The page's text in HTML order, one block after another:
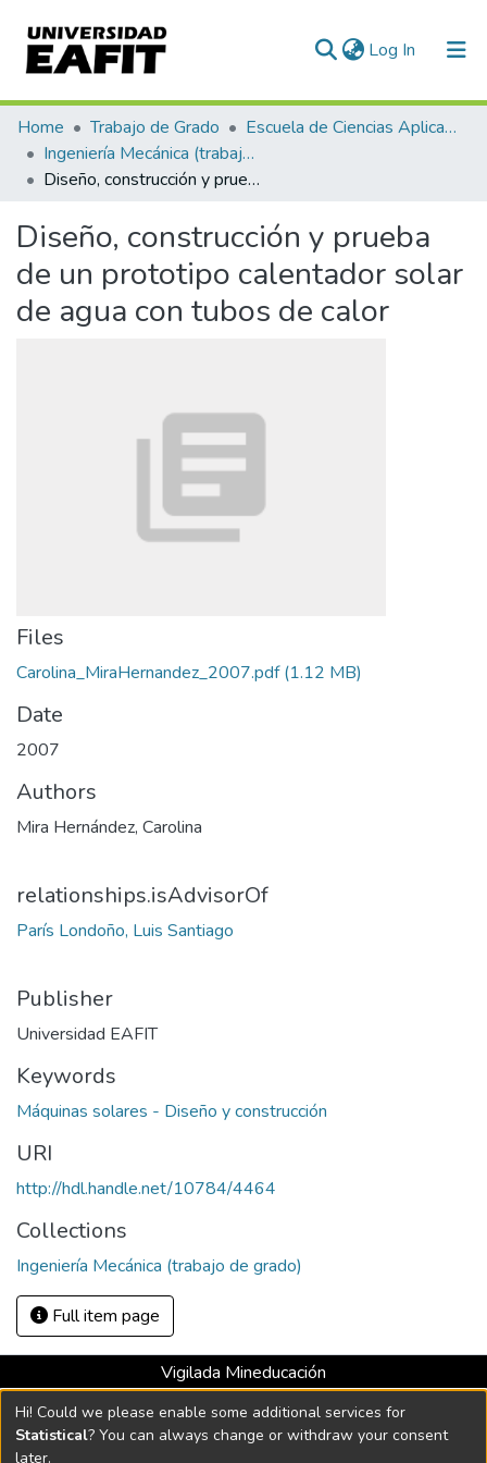
Log In (current)
Communities & Collections
All of DSpace
Home Trabajo de Grado
Escuela de Ciencias Aplicadas e Ingeniería
Ingeniería Mecánica (trabajo de grado)
Diseño, construcción y prueba de un prototipo calentador solar de agua con tubos de calor
Diseño, construcción y prueba
de un prototipo calentador solar
de agua con tubos de calor
Files
Carolina_MiraHernandez_2007.pdf(1.12 MB)
Date
2007
Authors
Mira Hernández, Carolina
relationships.isAdvisorOf
París Londoño, Luis Santiago
Publisher
Universidad EAFIT
Keywords
Máquinas solares - Diseño y construcción
URI
http://hdl.handle.net/10784/4464
Collections
Ingeniería Mecánica (trabajo de grado)
Full item page
Vigilada Mineducación
Universidad con Acreditación Institucional hasta 2026 -
Resolución MEN 2158 de 2018
Hi! Could we please enable some additional services for
Statistical? You can always change or withdraw your consent
later.